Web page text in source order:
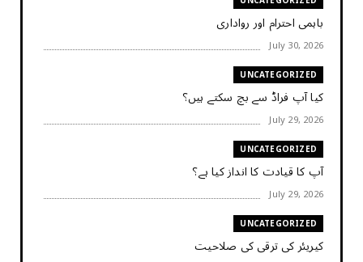
باہمی احترام اور رواداری
July 30, 2026
UNCATEGORIZED
کیا آپ فراڈ سے بچ سکتے ہیں؟
July 29, 2026
UNCATEGORIZED
آپ کا قیادت کا انداز کیا ہے؟
July 29, 2026
UNCATEGORIZED
کیریئر کی ترقی کی صلاحیت